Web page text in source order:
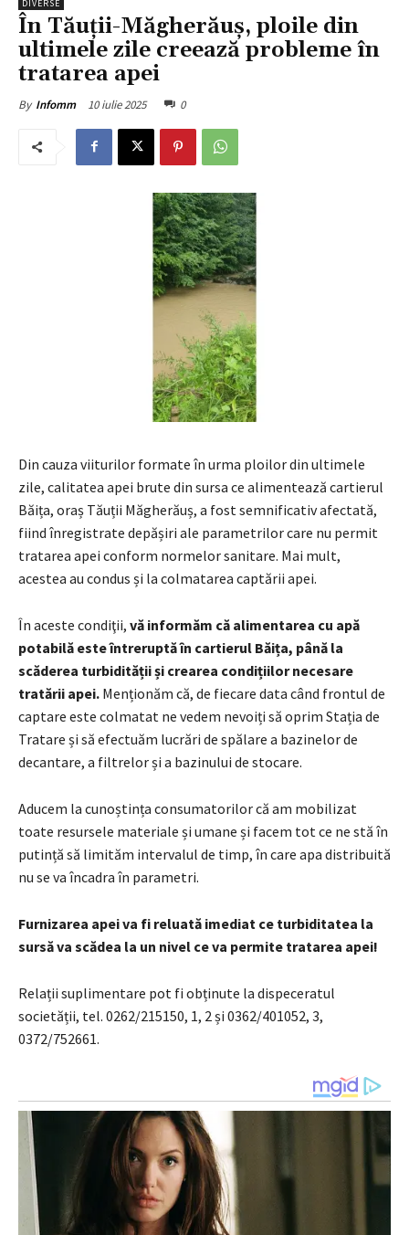
DIVERSE
În Tăuții-Măgherăuș, ploile din
ultimele zile creează probleme în
tratarea apei
By Infomm 10 iulie 2025 0
Din cauza viiturilor formate în urma ploilor din ultimele
zile, calitatea apei brute din sursa ce alimentează cartierul
Băița, oraș Tăuții Măgherăuș, a fost semnificativ afectată,
fiind înregistrate depășiri ale parametrilor care nu permit
tratarea apei conform normelor sanitare. Mai mult,
acestea au condus și la colmatarea captării apei.
În aceste condiţii, vă informăm că alimentarea cu apă
potabilă este întreruptă în cartierul Băița, până la
scăderea turbidității și crearea condițiilor necesare
tratării apei. Menționăm că, de fiecare data când frontul de
captare este colmatat ne vedem nevoiți să oprim Stația de
Tratare și să efectuăm lucrări de spălare a bazinelor de
decantare, a filtrelor și a bazinului de stocare.
Aducem la cunoștința consumatorilor că am mobilizat
toate resursele materiale și umane și facem tot ce ne stă în
putință să limităm intervalul de timp, în care apa distribuită
nu se va încadra în parametri.
Furnizarea apei va fi reluată imediat ce turbiditatea la
sursă va scădea la un nivel ce va permite tratarea apei!
Relații suplimentare pot fi obținute la dispeceratul
societății, tel. 0262/215150, 1, 2 și 0362/401052, 3,
0372/752661.